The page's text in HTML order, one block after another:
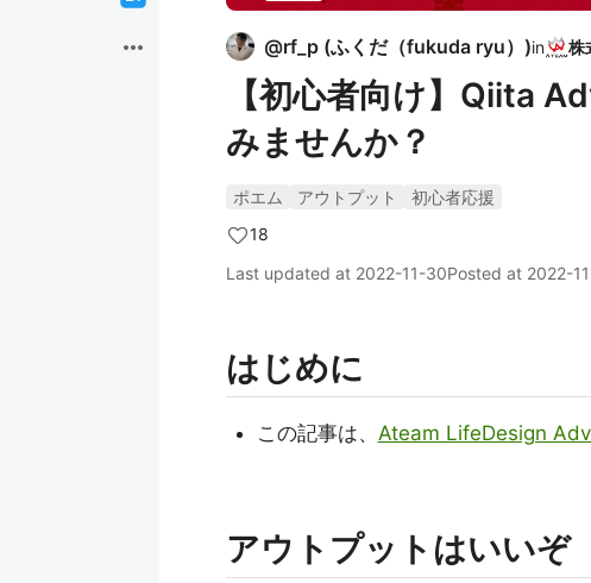
more_horiz @rf_p (ふくだ（fukuda ryu） )in
【初心者向け】Qiita
みませんか？
ポエム アウトプット
初心者応援
18
Last updated at 2022-11-30Posted at 2022-
はじめに
この記事は、 Ateam LifeDesign
アウトプットはいいぞ